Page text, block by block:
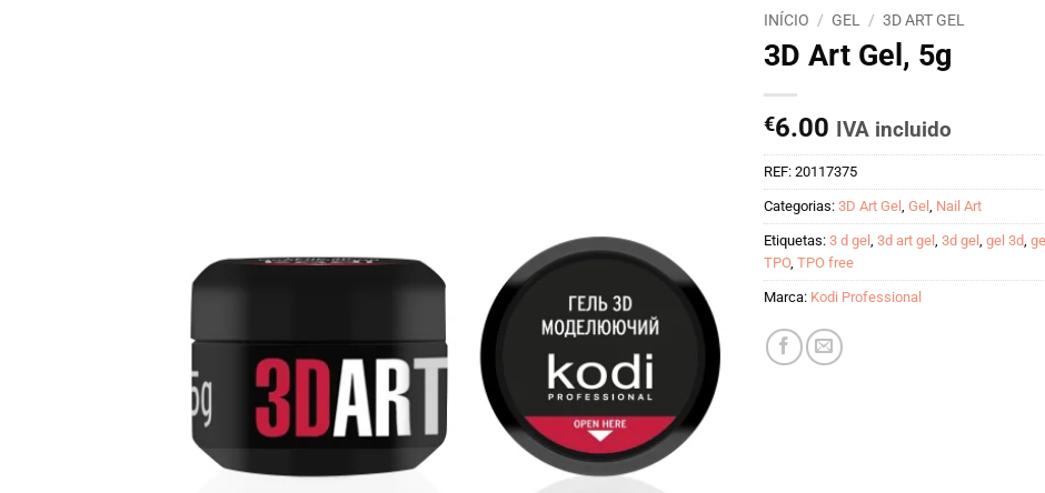
INÍCIO / GEL / 3D ART GEL
3D Art Gel, 5g
€6.00 IVA incluido
REF: 20117375
Categorias: 3D Art Gel Gel Nail Art
Etiquetas: 3 d gel 3d art gel 3d gel gel 3d
TPO, TPO free
Marca: Kodi Professional